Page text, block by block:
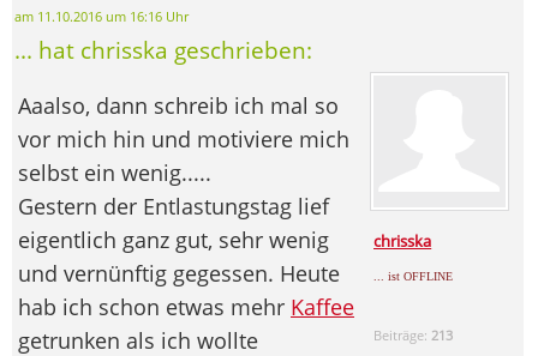
am 11.10.2016 um 16:16 Uhr
... hat chrisska geschrieben:
chrisska
... ist OFFLINE
Beiträge: 213
Aaalso, dann schreib ich mal so
vor mich hin und motiviere mich
selbst ein wenig.....
Gestern der Entlastungstag lief
eigentlich ganz gut, sehr wenig
und vernünftig gegessen. Heute
hab ich schon etwas mehr Kaffee
getrunken als ich wollte